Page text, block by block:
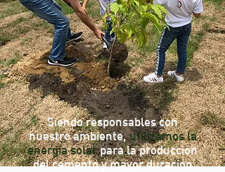
Siendo responsables con
nuestro ambiente,utilizamos la
energía solarpara la producción
del cemento y mayor duración